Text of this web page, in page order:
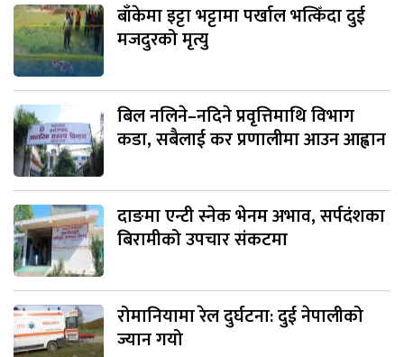
बाँकेमा इट्टा भट्टामा पर्खाल भत्किँदा दुई
मजदुरको मृत्यु
बिल नलिने–नदिने प्रवृत्तिमाथि विभाग
कडा, सबैलाई कर प्रणालीमा आउन आह्वान
दाङमा एन्टी स्नेक भेनम अभाव, सर्पदंशका
बिरामीको उपचार संकटमा
रोमानियामा रेल दुर्घटना: दुई नेपालीको
ज्यान गयो